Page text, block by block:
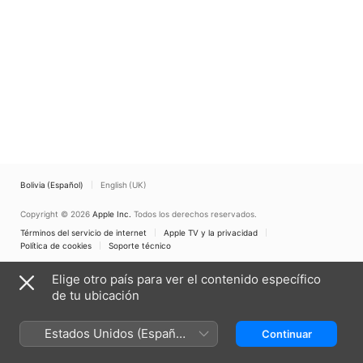
Bolivia (Español) English (UK)
Copyright © 2026 Apple Inc. Todos los derechos reservados.
Términos del servicio de internet
Apple TV y la privacidad
Política de cookies
Soporte técnico
Elige otro país para ver el contenido específico
de tu ubicación
Estados Unidos (Español
México)
Continuar